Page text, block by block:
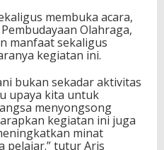
B
a
n
g
i
t
k
a
n
M
membuka acara,
Olahraga,
manfaat sekaligus
kegiatan ini.
bukan sekadar aktivitas
upaya kita untuk
menyongsong
kegiatan ini juga
minat
pelajar.” tutur Aris